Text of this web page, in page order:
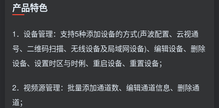
产品特色
1．设备管理：支持5种添加设备的方式(声波配置、云视通
号、二维码扫描、无线设备及局域网设备)、编辑设备、删除
设备、设置时区与时俐、重启设备、重置设备；
2．视频源管理：批量添加通道数、编辑通道信息、删除通
道；